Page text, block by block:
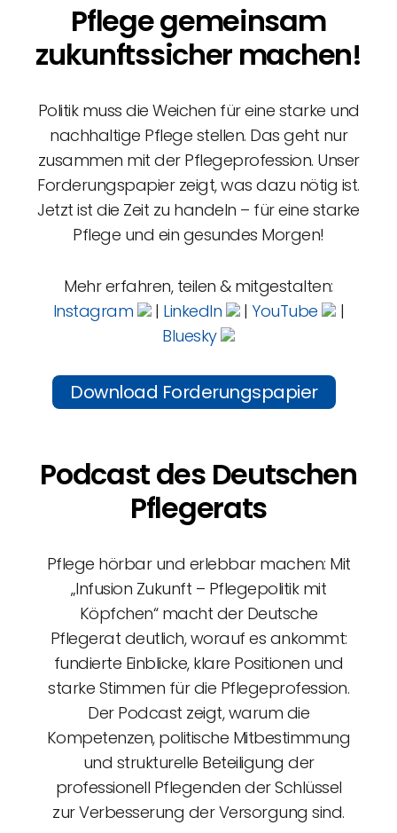
Pflege gemeinsam
zukunftssicher machen!
Politik muss die Weichen für eine starke und
nachhaltige Pflege stellen. Das geht nur
zusammen mit der Pflegeprofession. Unser
Forderungspapier zeigt, was dazu nötig ist.
Jetzt ist die Zeit zu handeln – für eine starke
Pflege und ein gesundes Morgen!
Mehr erfahren, teilen & mitgestalten:
Instagram
| LinkedIn |YouTube
|
Bluesky
Download Forderungspapier
Podcast des Deutschen
Pflegerats
Pflege hörbar und erlebbar machen: Mit
„Infusion Zukunft – Pflegepolitik mit
Köpfchen“ macht der Deutsche
Pflegerat deutlich, worauf es ankommt:
fundierte Einblicke, klare Positionen und
starke Stimmen für die Pflegeprofession.
Der Podcast zeigt, warum die
Kompetenzen, politische Mitbestimmung
und strukturelle Beteiligung der
professionell Pflegenden der Schlüssel
zur Verbesserung der Versorgung sind.